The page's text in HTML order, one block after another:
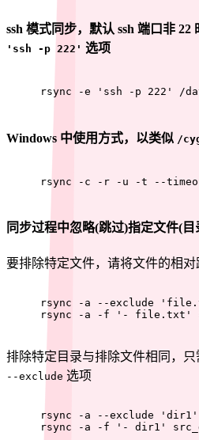
ssh 模式同步，默认 ssh 端口非 22
'ssh -p 222' 选项
rsync -e 'ssh -p 222' /
Windows 中使用方式，以类似 /
rsync -c -r -u -t --
同步过程中忽略(跳过)指定文件(目
要排除特定文件，请将文件的相对
rsync -a --exclude
rsync -a -f '- file.txt'
排除特定目录与排除文件相同，
--exclude 选项
rsync -a --exclude
rsync -a -f '- dir1'